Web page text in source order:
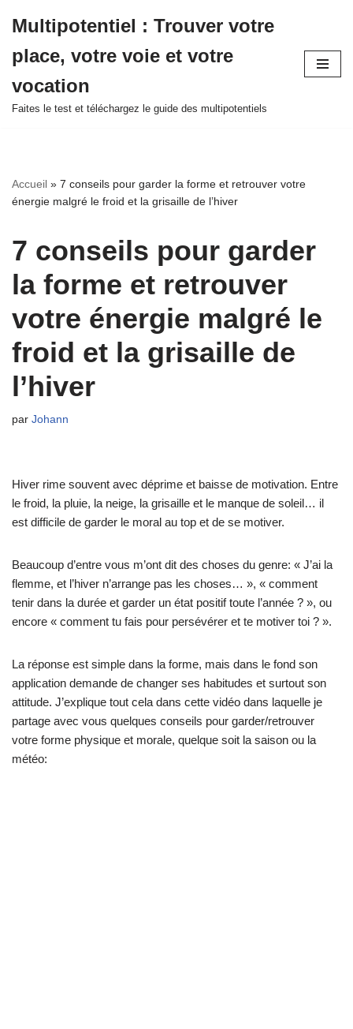
au
contenu
Multipotentiel : Trouver votre
place, votre voie et votre
vocation
Faites le test et téléchargez le guide des multipotentiels
Accueil » 7 conseils pour garder la forme et retrouver votre
énergie malgré le froid et la grisaille de l’hiver
7 conseils pour garder
la forme et retrouver
votre énergie malgré le
froid et la grisaille de
l’hiver
par Johann
Hiver rime souvent avec déprime et baisse de motivation. Entre
le froid, la pluie, la neige, la grisaille et le manque de soleil… il
est difficile de garder le moral au top et de se motiver.
Beaucoup d’entre vous m’ont dit des choses du genre: « J’ai la
flemme, et l’hiver n’arrange pas les choses… », « comment
tenir dans la durée et garder un état positif toute l’année ? », ou
encore « comment tu fais pour persévérer et te motiver toi ? ».
La réponse est simple dans la forme, mais dans le fond son
application demande de changer ses habitudes et surtout son
attitude. J’explique tout cela dans cette vidéo dans laquelle je
partage avec vous quelques conseils pour garder/retrouver
votre forme physique et morale, quelque soit la saison ou la
météo: